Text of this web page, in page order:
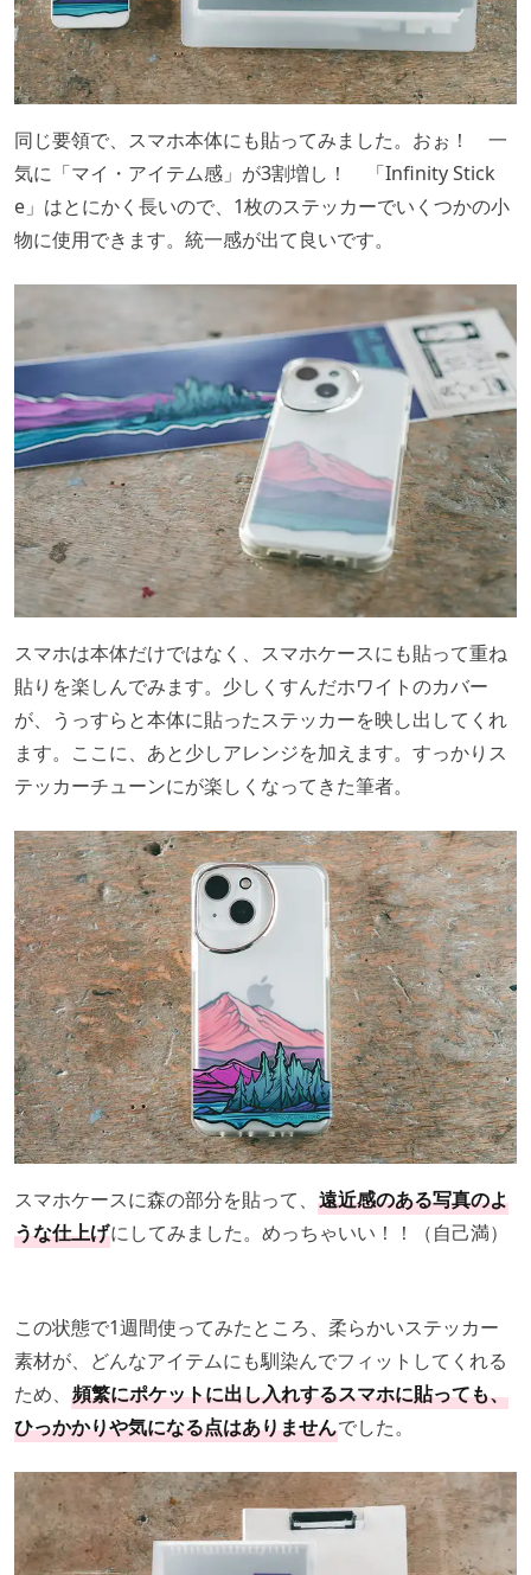
同じ要領で、スマホ本体にも貼ってみました。おぉ！ 一
気に「マイ・アイテム感」が3割増し！ 「Infinity Stick
e」はとにかく長いので、1枚のステッカーでいくつかの小
物に使用できます。統一感が出て良いです。
スマホは本体だけではなく、スマホケースにも貼って重ね
貼りを楽しんでみます。少しくすんだホワイトのカバー
が、うっすらと本体に貼ったステッカーを映し出してくれ
ます。ここに、あと少しアレンジを加えます。すっかりス
テッカーチューンにが楽しくなってきた筆者。
スマホケースに森の部分を貼って、 遠近感のある写真のよ
うな仕上げにしてみました。めっちゃいい！！（自己満）
この状態で1週間使ってみたところ、柔らかいステッカー
素材が、どんなアイテムにも馴染んでフィットしてくれる
ため、 頻繁にポケットに出し入れするスマホに貼っても、
ひっかかりや気になる点はありませんでした。